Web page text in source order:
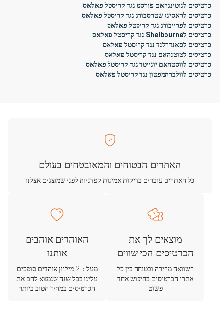
כרטיסים לנוטינגהאם פורסט נגד קריסטל פאלאס
כרטיסים לראסינג שטרסבורג נגד קריסטל פאלאס
כרטיסים לפרייבורג נגד קריסטל פאלאס
כרטיסים לShelbourne נגד קריסטל פאלאס
כרטיסים לסאנדרלנד נגד קריסטל פאלאס
כרטיסים לטוטנהאם נגד קריסטל פאלאס
כרטיסים לווסטהאם יונייטד נגד קריסטל פאלאס
כרטיסים לוולברהמפטון נגד קריסטל פאלאס
האתרים הבטוחים והמאובטחים בעולם
כל האתרים עוברים בדיקות אמינות קפדניות לפני שמוצגים אצלנו
מוצאים לך את
הכרטיסים הכי שווים
השוואה מהירה ובטוחה בין כל
אתרי הכרטיסים בחיפוש אחד
פשוט
האוהדים אוהבים
אותנו
מעל 2.5 מיליון אוהדים סומכים
עלינו בכל שנה שנמצא להם את
הכרטיסים במחיר הטוב ביותר